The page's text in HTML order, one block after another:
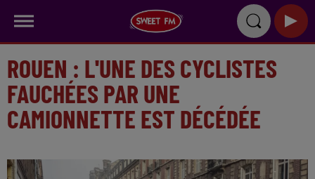
ROUEN : L'UNE DES CYCLISTES
FAUCHÉES PAR UNE
CAMIONNETTE EST DÉCÉDÉE